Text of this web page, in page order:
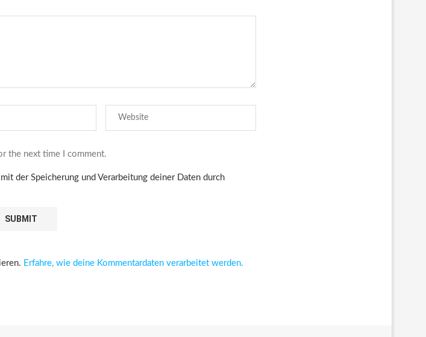
the next time I comment.
der Speicherung und Verarbeitung deiner Daten durch
Erfahre, wie deine Kommentardaten verarbeitet werden.